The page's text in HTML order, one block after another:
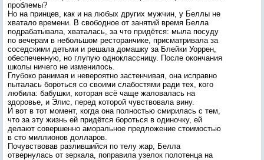
проблемы?
Но на принцев, как и на любых других мужчин, у Беллы не
хватало времени. В свободное от занятий время Белла
подрабатывала, хваталась, за что придётся: мыла посуду
по вечерам в небольшом ресторанчике, присматривала за
соседскими детьми и решала домашку за Блейки Уоррен,
обеспеченную, но глупую одноклассницу. После окончания
школы ничего не изменилось.
Глубоко ранимая и невероятно застенчивая, она исправно
пыталась бороться со своими слабостями ради тех, кого
любила: бабушки, которая всё чаще жаловалась на
здоровье, и Элис, перед которой чувствовала вину.
И вот в тот момент, когда она полностью смирилась с тем,
что за эту жизнь ей придётся бороться в одиночку, ей
делают совершенно аморальное предложение стоимостью
в сто миллионов долларов.
Почувствовав разлившийся по телу жар, Белла
отвернулась от зеркала, поправила узелок полотенца на